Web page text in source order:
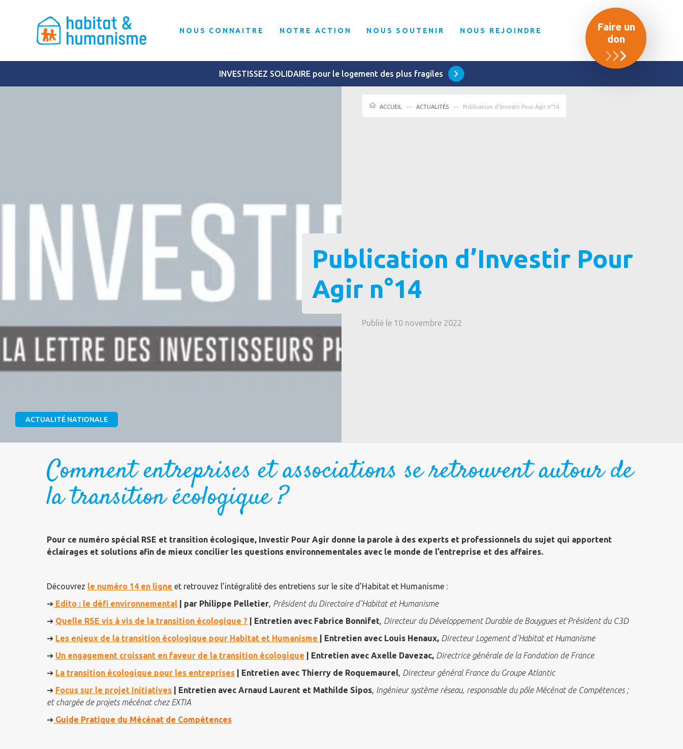
NOUS CONNAITRE NOTRE ACTION NOUS SOUTENIR NOUS REJOINDRE
Faire un
don
INVESTISSEZ SOLIDAIRE pour le logement des plus fragiles
ACTUALITÉ NATIONALE
ACCUEIL ACTUALITÉS Publication d’Investir Pour Agir n°14
Publication d’Investir Pour
Agir n°14
Publié le 10 novembre 2022
Comment entreprises et associations se retrouvent autour de
la transition écologique ?
Pour ce numéro spécial RSE et transition écologique, Investir Pour Agir donne la parole à des experts et professionnels du sujet qui apportent
éclairages et solutions afin de mieux concilier les questions environnementales avec le monde de l’entreprise et des affaires.
Découvrez le numéro 14 en ligne et retrouvez l’intégralité des entretiens sur le site d’Habitat et Humanisme :
➔ Edito : le défi environnemental | par Philippe Pelletier, Président du Directoire d’Habitat et Humanisme
➔ Quelle RSE vis à vis de la transition écologique ? | Entretien avec Fabrice Bonnifet, Directeur du Développement Durable de Bouygues et Président du C3D
➔ Les enjeux de la transition écologique pour Habitat et Humanisme | Entretien avec Louis Henaux, Directeur Logement d’Habitat et Humanisme
➔ Un engagement croissant en faveur de la transition écologique | Entretien avec Axelle Davezac, Directrice générale de la Fondation de France
➔ La transition écologique pour les entreprises | Entretien avec Thierry de Roquemaurel, Directeur général France du Groupe Atlantic
➔ Focus sur le projet Initiatives | Entretien avec Arnaud Laurent et Mathilde Sipos, Ingénieur système réseau, responsable du pôle Mécénat de Compétences ;
et chargée de projets mécénat chez EXTIA
➔ Guide Pratique du Mécénat de Compétences